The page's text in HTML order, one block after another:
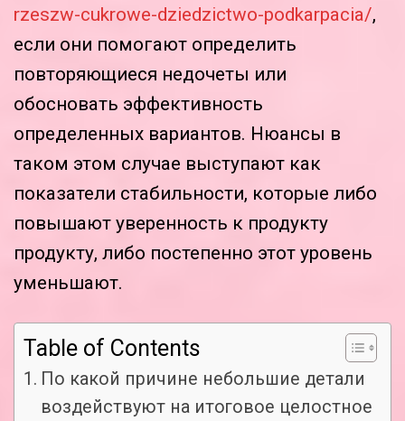
rzeszw-cukrowe-dziedzictwo-podkarpacia/,
если они помогают определить
повторяющиеся недочеты или
обосновать эффективность
определенных вариантов. Нюансы в
таком этом случае выступают как
показатели стабильности, которые либо
повышают уверенность к продукту
продукту, либо постепенно этот уровень
уменьшают.
Table of Contents
По какой причине небольшие детали
воздействуют на итоговое целостное